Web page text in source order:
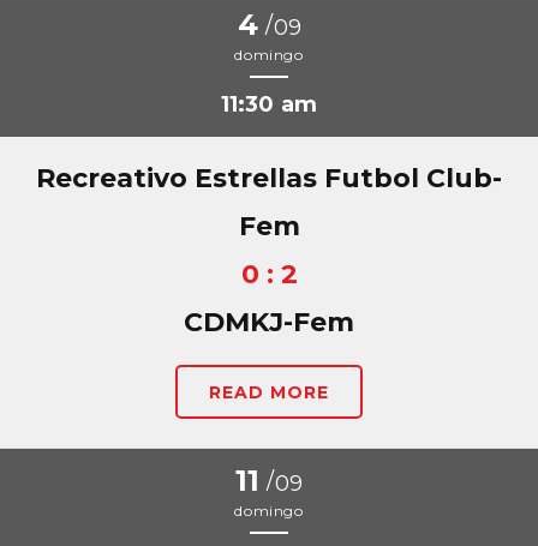
4 /09
domingo
11:30 am
Recreativo Estrellas Futbol Club-
Fem
0 : 2
CDMKJ-Fem
READ MORE
11 /09
domingo